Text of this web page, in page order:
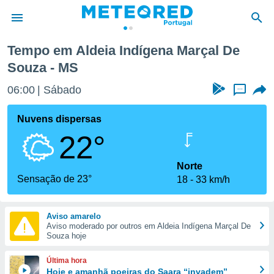
da
foi
para
fornecidas
e
digital
Tempo em Aldeia Indígena Marçal De
Souza - MS
06:01 Sábado ...
Nuvens dispersas
22°
Sensação de 23°
Norte
18
33 km/h
Aviso amarelo
Aviso moderado por outros em Aldeia Indígena Marçal De
Souza hoje
Última hora
Hoje e amanhã poeiras do Saara “invadem”